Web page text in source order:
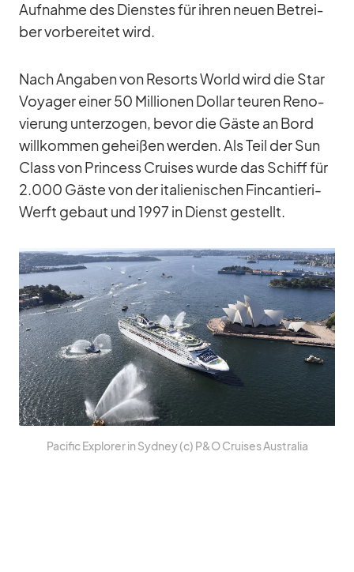
Auf­nahme des Diens­tes für ih­ren neuen Be­trei­
ber vor­be­rei­tet wird.
Nach An­ga­ben von Re­sorts World wird die Star
Voy­a­ger ei­ner 50 Mil­lio­nen Dol­lar teu­ren Re­no­
vie­rung un­ter­zo­gen, be­vor die Gäste an Bord
will­kom­men ge­hei­ßen wer­den. Als Teil der Sun
Class von Prin­cess Crui­ses wurde das Schiff für
2.000 Gäste von der ita­lie­ni­schen Fin­can­tieri-
Werft ge­baut und 1997 in Dienst ge­stellt.
Pa­ci­fic Ex­plo­rer in Syd­ney (c) P&O Crui­ses Aus­tra­lia